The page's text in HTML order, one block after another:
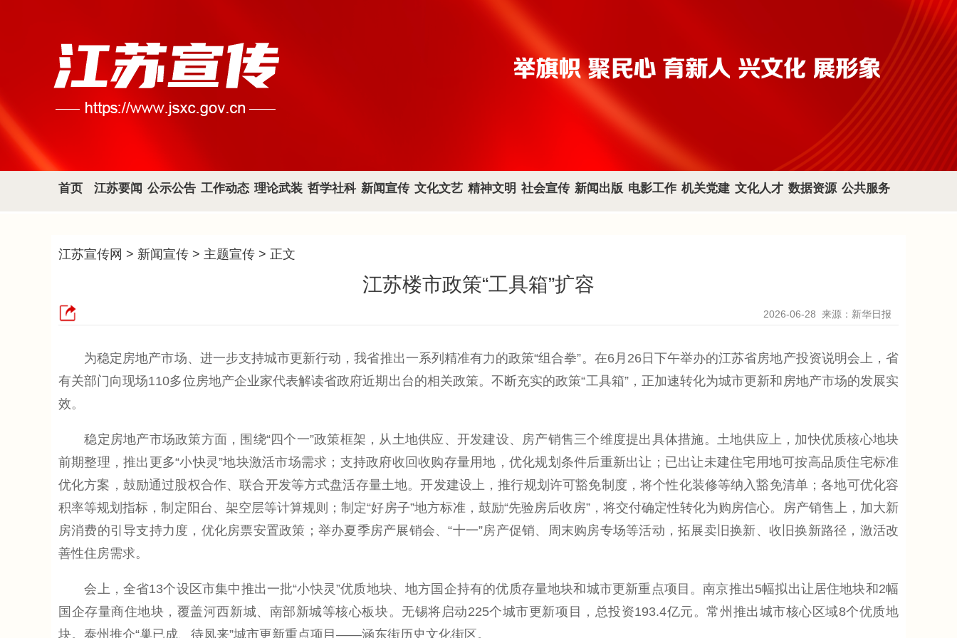
首页 江苏要闻 公示公告 工作动态 理论武装 哲学社科 新闻宣传 文化文艺 精神文明 社会宣传 新闻出版 电影工作 机关党建 文化人才 数据资源 公共服务
江苏宣传网 > 新闻宣传 > 主题宣传 > 正文
江苏楼市政策“工具箱”扩容
2026-06-28 来源：新华日报
为稳定房地产市场、进一步支持城市更新行动，我省推出一系列精准有力的政策“组合拳”。在6月26日下午举办的江苏省房地产投资说明会上，省
有关部门向现场110多位房地产企业家代表解读省政府近期出台的相关政策。不断充实的政策“工具箱”，正加速转化为城市更新和房地产市场的发展实
效。
稳定房地产市场政策方面，围绕“四个一”政策框架，从土地供应、开发建设、房产销售三个维度提出具体措施。土地供应上，加快优质核心地块
前期整理，推出更多“小快灵”地块激活市场需求；支持政府收回收购存量用地，优化规划条件后重新出让；已出让未建住宅用地可按高品质住宅标准
优化方案，鼓励通过股权合作、联合开发等方式盘活存量土地。开发建设上，推行规划许可豁免制度，将个性化装修等纳入豁免清单；各地可优化容
积率等规划指标，制定阳台、架空层等计算规则；制定“好房子”地方标准，鼓励“先验房后收房”，将交付确定性转化为购房信心。房产销售上，加大新
房消费的引导支持力度，优化房票安置政策；举办夏季房产展销会、“十一”房产促销、周末购房专场等活动，拓展卖旧换新、收旧换新路径，激活改
善性住房需求。
会上，全省13个设区市集中推出一批“小快灵”优质地块、地方国企持有的优质存量地块和城市更新重点项目。南京推出5幅拟出让居住地块和2幅
国企存量商住地块，覆盖河西新城、南部新城等核心板块。无锡将启动225个城市更新项目，总投资193.4亿元。常州推出城市核心区域8个优质地
块。泰州推介“巢已成、待凤来”城市更新重点项目——涵东街历史文化街区。